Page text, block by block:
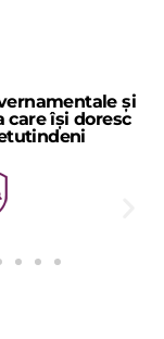
și
care își doresc